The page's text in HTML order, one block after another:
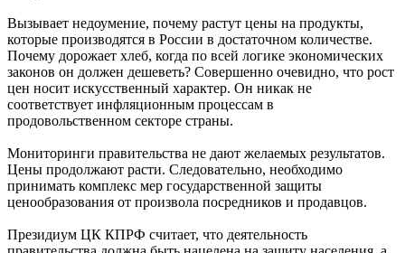
Вызывает недоумение, почему растут цены на продукты,
которые производятся в России в достаточном количестве.
Почему дорожает хлеб, когда по всей логике экономических
законов он должен дешеветь? Совершенно очевидно, что рост
цен носит искусственный характер. Он никак не
соответствует инфляционным процессам в
продовольственном секторе страны.
Мониторинги правительства не дают желаемых результатов.
Цены продолжают расти. Следовательно, необходимо
принимать комплекс мер государственной защиты
ценообразования от произвола посредников и продавцов.
Президиум ЦК КПРФ считает, что деятельность